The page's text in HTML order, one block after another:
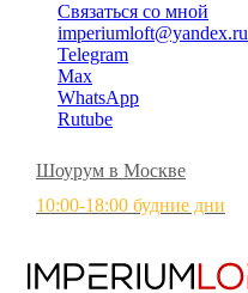
Связаться со мной
imperiumloft@yandex.ru
Telegram
Max
WhatsApp
Rutube
Шоурум в Москве
10:00-18:00 будние дни